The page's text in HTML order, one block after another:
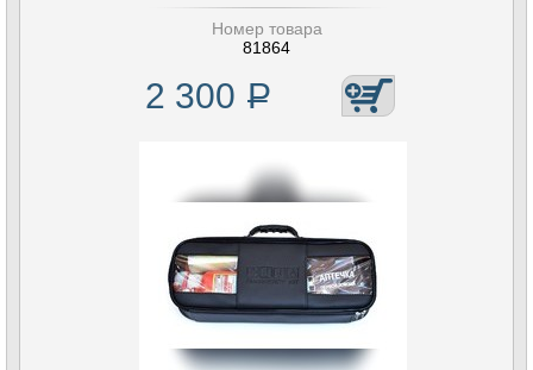
Номер товара
81864
2 300 Р